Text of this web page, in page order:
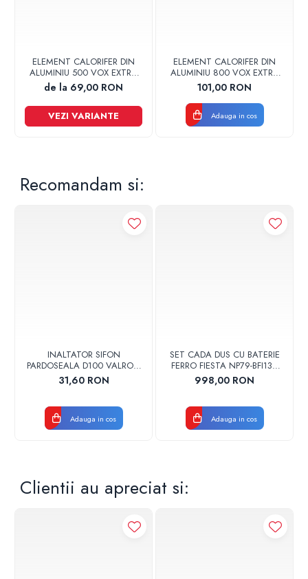
Inaltime Calorifer: 427 mm
Model (interax): 350 mm
Presiune: 6 bar
Greutate: 1.00 kg
Diametru racord: 1"
ELEMENT CALORIFER DIN
ALUMINIU 500 VOX EXTRA
GLOBAL
de la 69,00 RON
VEZI VARIANTE
ELEMENT CALORIFER DIN
ALUMINIU 800 VOX EXTRA
GLOBAL
101,00 RON
Adauga in cos
Recomandam si:
INALTATOR SIFON
PARDOSEALA D100 VALROM
17001900004
31,60 RON
Adauga in cos
SET CADA DUS CU BATERIE
FERRO FIESTA NP79-BFI13U
CROM
998,00 RON
Adauga in cos
Clientii au apreciat si: